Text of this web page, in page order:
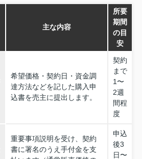
主な内容
所要
期間
の目
安
希望価格・契約日・資金調
達方法などを記した購入申
込書を売主に提出します。
契約
まで
1〜
2週
間程
度
重要事項説明を受け、契約
書に署名のうえ手付金を支
申込
後3
日〜